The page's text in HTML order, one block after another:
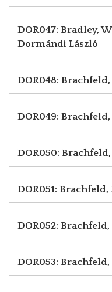
DOR047: Bradley,
Dormándi László
DOR048: Brachfeld,
DOR049: Brachfeld,
DOR050:
DOR051: Brachfeld,
DOR052: Brachfeld,
DOR053: Brachfeld,